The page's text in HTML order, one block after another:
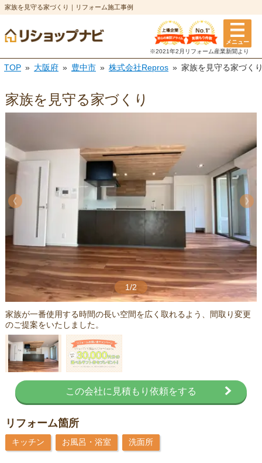
家族を見守る家づくり｜リフォーム施工事例
メニュー
※2021年2月リフォーム産業新聞より
TOP 大阪府 豊中市 株式会社Repros 家族を見守る家づく
家族を見守る家づくり
1/2
《
《
家族が一番使用する時間の長い空間を広く取れるよう、間取り変更
のご提案をいたしました。
この会社に見積もり依頼をする
リフォーム箇所
キッチン お風呂・浴室 洗面所